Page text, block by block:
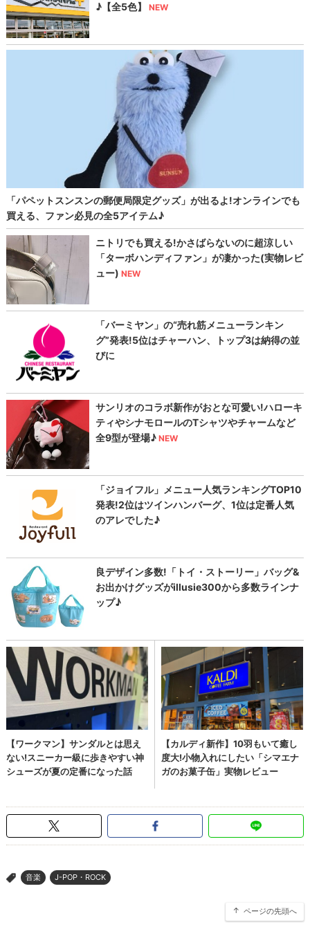
> 音楽 J-POP・ROCK
ページの先頭へ